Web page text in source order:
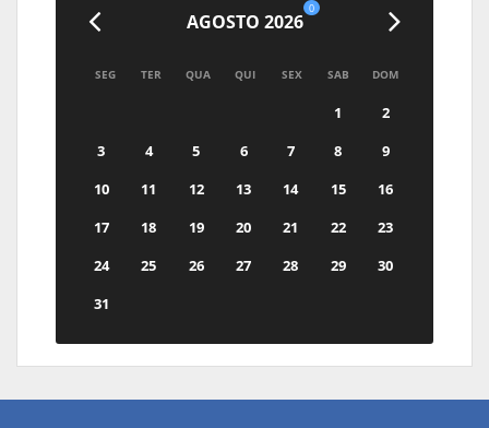
AGOSTO 2026
0
SEG TER QUA QUI SEX SAB DOM
1
2
3
4 5 6 7 8
9
10
11 12 13 14 15
16
17
18 19 20 21 22
23
24
25 26 27 28 29
30
31